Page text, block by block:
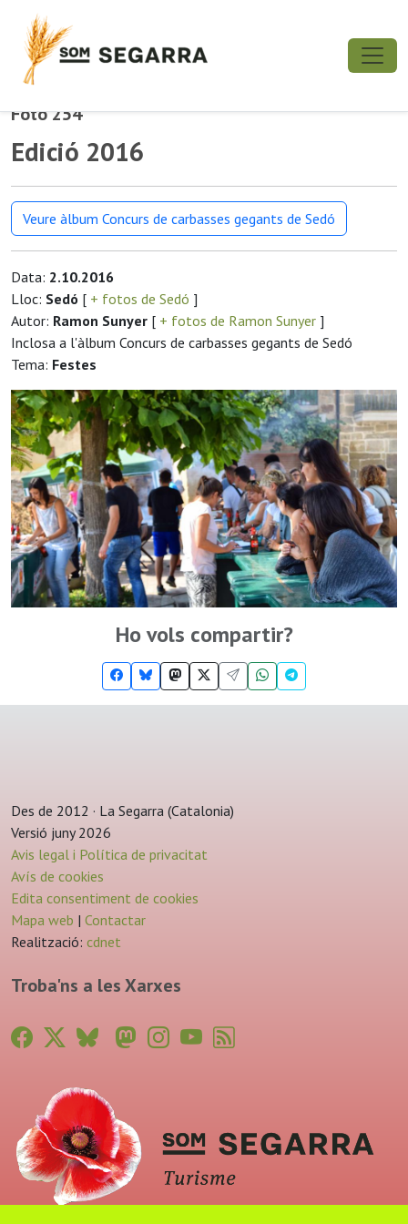
Foto 254
Edició 2016
Veure àlbum Concurs de carbasses gegants de Sedó
Data: 2.10.2016
Lloc: Sedó [ + fotos de Sedó ]
Autor: Ramon Sunyer [ + fotos de Ramon Sunyer ]
Inclosa a l'àlbum Concurs de carbasses gegants de Sedó
Tema: Festes
Ho vols compartir?
Des de 2012 · La Segarra (Catalonia)
Versió juny 2026
Avis legal i Política de privacitat
Avís de cookies
Edita consentiment de cookies
Mapa web | Contactar
Realització: cdnet
Troba'ns a les Xarxes